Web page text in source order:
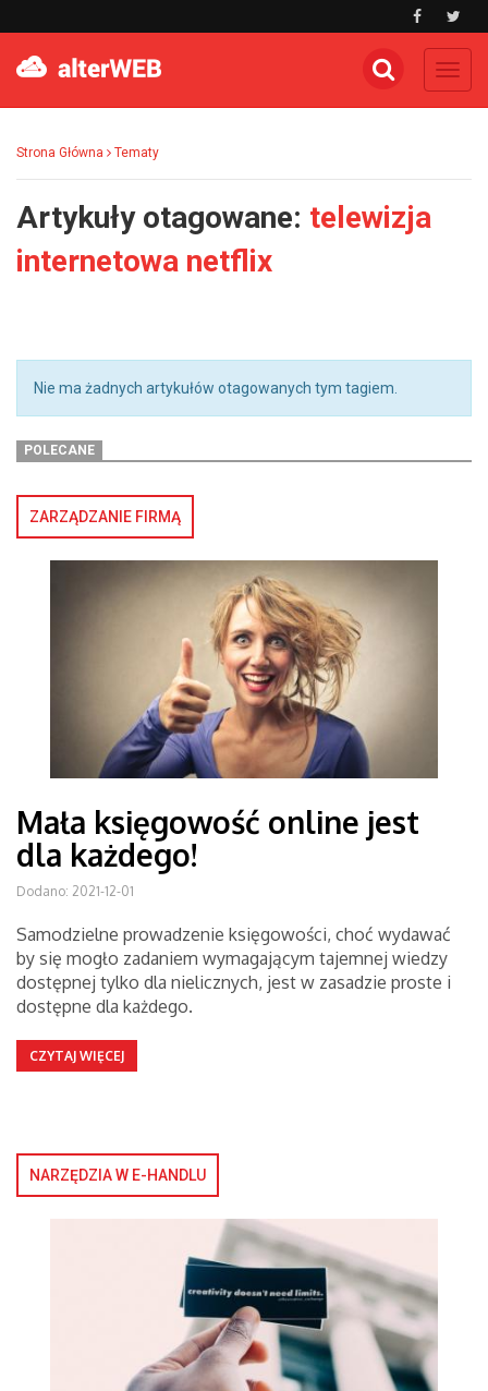
Strona Główna Tematy
Artykuły otagowane: telewizja
internetowa netflix
Nie ma żadnych artykułów otagowanych tym tagiem.
POLECANE
ZARZĄDZANIE FIRMĄ
Mała księgowość online jest
dla każdego!
Dodano: 2021-12-01
Samodzielne prowadzenie księgowości, choć wydawać
by się mogło zadaniem wymagającym tajemnej wiedzy
dostępnej tylko dla nielicznych, jest w zasadzie proste i
dostępne dla każdego.
CZYTAJ WIĘCEJ
NARZĘDZIA W E-HANDLU